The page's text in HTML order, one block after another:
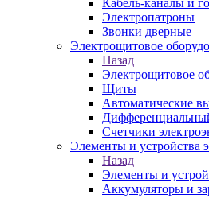
Кабель-каналы и
Электропатроны
Звонки дверные
Электрощитовое
Назад
Электрощитовое
Щиты
Автоматические
Счетчики
Элементы и устройства
Назад
Элементы и
Аккумуляторы и